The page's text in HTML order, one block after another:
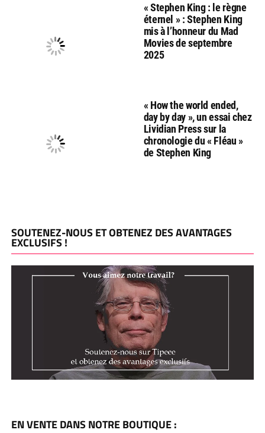
« Stephen King : le règne
éternel » : Stephen King
mis à l’honneur du Mad
Movies de septembre
2025
« How the world ended,
day by day », un essai chez
Lividian Press sur la
chronologie du « Fléau »
de Stephen King
SOUTENEZ-NOUS ET OBTENEZ DES AVANTAGES
EXCLUSIFS !
EN VENTE DANS NOTRE BOUTIQUE :